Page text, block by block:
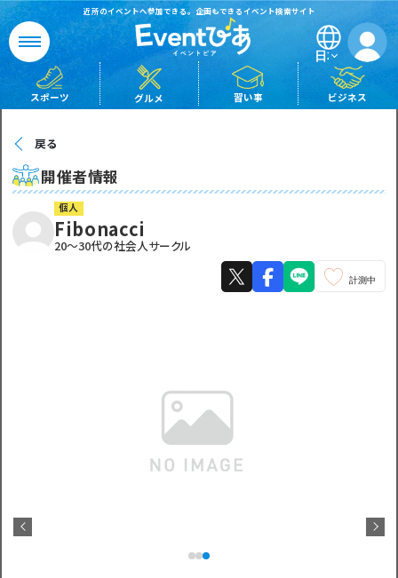
近所のイベントへ参加できる。企画もできるイベント検索サイト
日本語
スポーツ グルメ 習い事 ビジネス
戻る
開催者情報
個人
Fibonacci
20〜30代の社会人サークル
計測中
123